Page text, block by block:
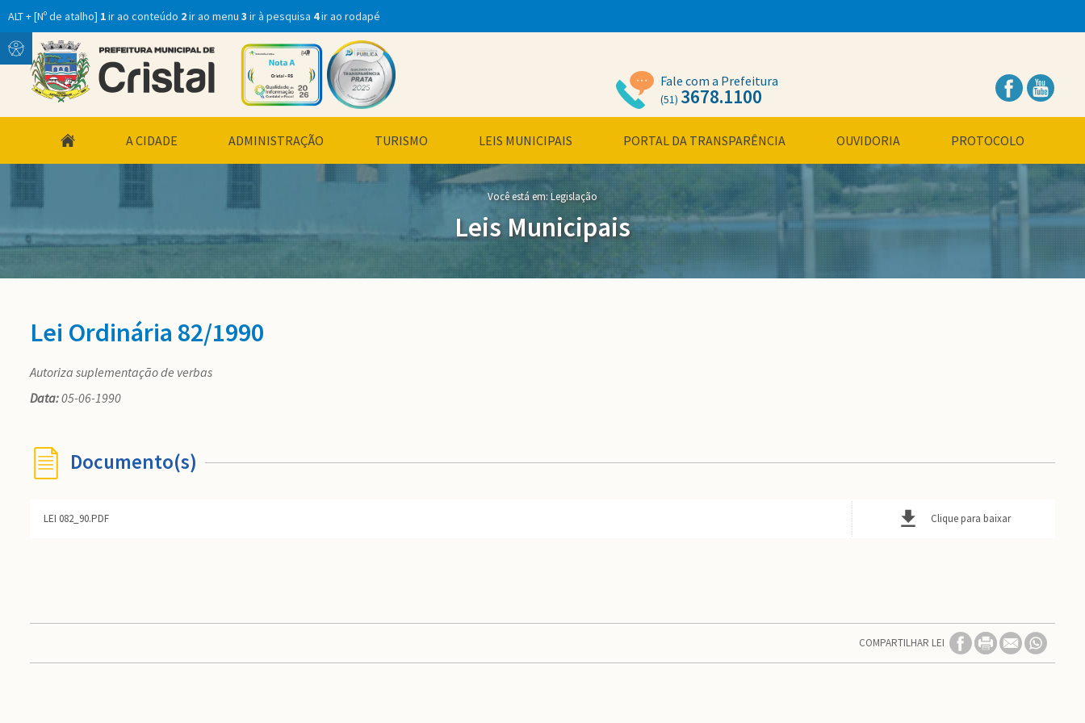
ALT + [Nº de atalho] 1ir ao conteúdo 2ir ao menu 3 ir à pesquisa 4ir ao rodapé
Conteúdo
Menu
Fale com a Prefeitura
(51) 3678.1100
A CIDADE ADMINISTRAÇÃO TURISMO LEIS MUNICIPAIS PORTAL DA TRANSPARÊNCIA OUVIDORIA PROTOCOLO
Você está em:Legislação
Leis Municipais
Lei Ordinária 82/1990
Autoriza suplementação de verbas
Data:05-06-1990
Documento(s)
LEI 082_90.PDF Clique para baixar
COMPARTILHAR LEI